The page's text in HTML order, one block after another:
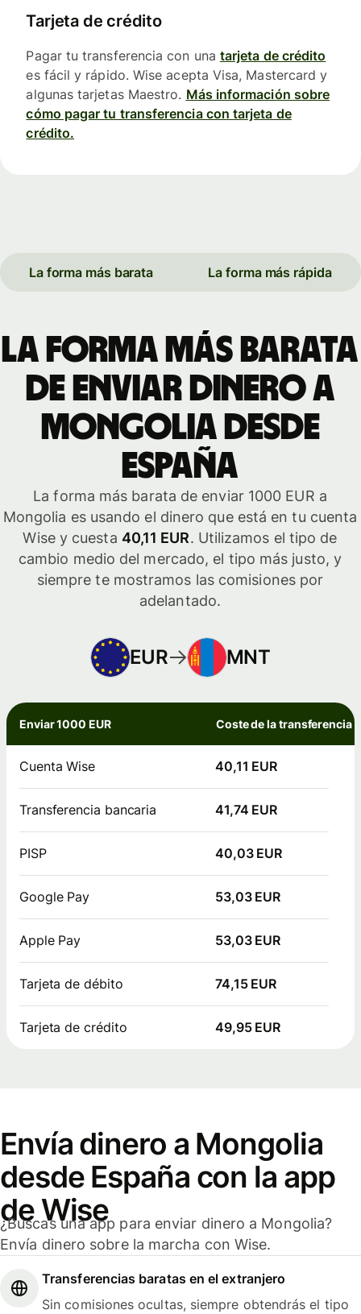
Tarjeta de crédito
Pagar tu transferencia con una tarjeta de crédito
es fácil y rápido. Wise acepta Visa, Mastercard y
algunas tarjetas Maestro. Más información sobre
cómo pagar tu transferencia con tarjeta de
crédito.
La forma más barata La forma más rápida
La forma más barata
de enviar dinero a
Mongolia desde
España
La forma más barata de enviar 1000 EUR a
Mongolia es usando el dinero que está en tu cuenta
Wise y cuesta 40,11 EUR. Utilizamos el tipo de
cambio medio del mercado, el tipo más justo, y
siempre te mostramos las comisiones por
adelantado.
EUR MNT
Enviar 1000 EUR Coste de la transferencia
Cuenta Wise 40,11 EUR
Transferencia bancaria 41,74 EUR
PISP 40,03 EUR
Google Pay 53,03 EUR
Apple Pay 53,03 EUR
Tarjeta de débito 74,15 EUR
Tarjeta de crédito 49,95 EUR
Envía dinero a Mongolia
desde España con la app
de Wise
¿Buscas una app para enviar dinero a Mongolia?
Envía dinero sobre la marcha con Wise.
Transferencias baratas en el extranjero
Sin comisiones ocultas, siempre obtendrás el tipo